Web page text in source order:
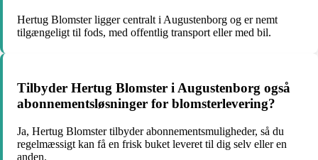
Hertug Blomster ligger centralt i Augustenborg og er nemt
tilgængeligt til fods, med offentlig transport eller med bil.
Tilbyder Hertug Blomster i Augustenborg også
abonnementsløsninger for blomsterlevering?
Ja, Hertug Blomster tilbyder abonnementsmuligheder, så du
regelmæssigt kan få en frisk buket leveret til dig selv eller en
anden.